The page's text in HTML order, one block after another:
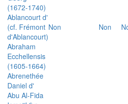
(1672-1740)
Ablancourt d'
(cf. Frémont
d'Ablancourt)
Non Non
Abraham
Ecchellensis
(1605-1664)
Abrenethée
Daniel d'
Abu Al-Fida